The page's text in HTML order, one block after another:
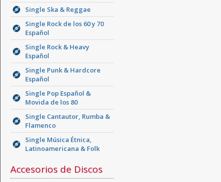
Single Ska & Reggae
Single Rock de los 60 y 70
Español
Single Rock & Heavy
Español
Single Punk & Hardcore
Español
Single Pop Español &
Movida de los 80
Single Cantautor, Rumba &
Flamenco
Single Música Étnica,
Latinoamericana & Folk
Accesorios de Discos